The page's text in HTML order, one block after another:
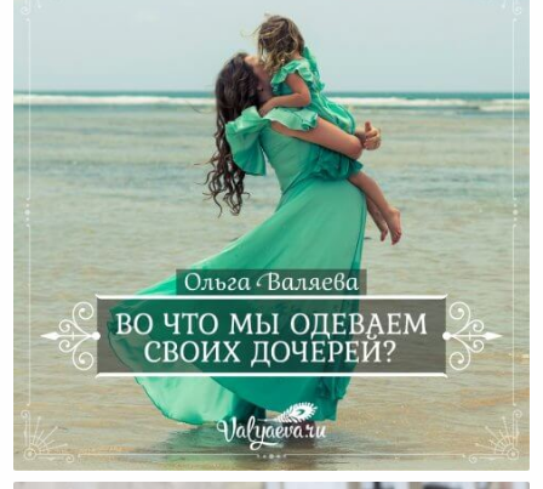
Во Что Мы Одеваем Своих Дочерей?